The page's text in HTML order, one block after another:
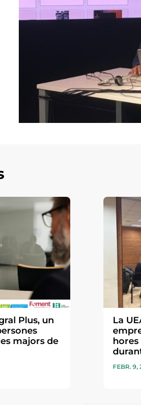
Plus, un
majors de
La
hores
FEBR. 9,